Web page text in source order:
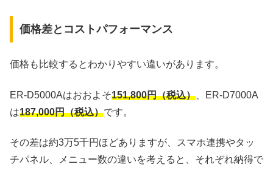
価格差とコストパフォーマンス
価格も比較するとわかりやすい違いがあります。
ER-D5000Aはおおよそ151,800円（税込） 、ER-D7000A
は187,000円（税込）です。
その差は約3万5千円ほどありますが、スマホ連携やタッ
チパネル、メニュー数の違いを考えると、それぞれ納得で